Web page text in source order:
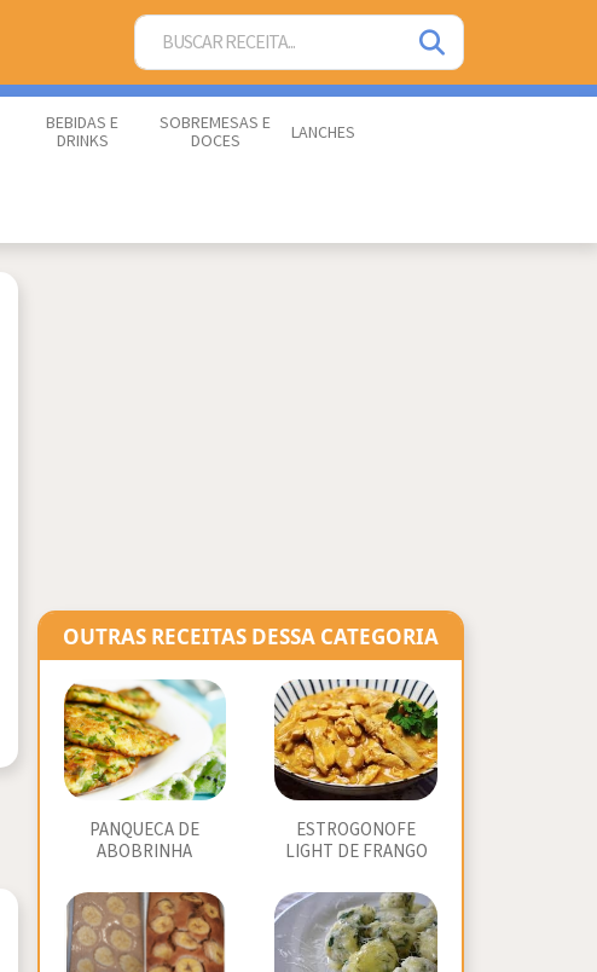
BEBIDAS E
DRINKS
SOBREMESAS E
DOCES
LANCHES
OUTRAS RECEITAS DESSA CATEGORIA
PANQUECA DE
ABOBRINHA
ESTROGONOFE
LIGHT DE FRANGO